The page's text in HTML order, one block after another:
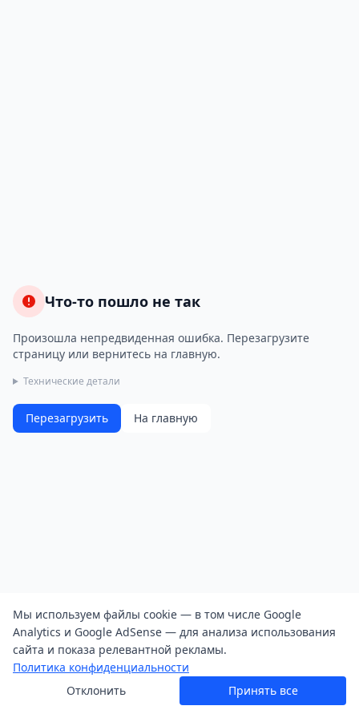
Что-то пошло не так
Произошла непредвиденная ошибка. Перезагрузите
страницу или вернитесь на главную.
Технические детали
Перезагрузить На главную
Мы используем файлы cookie — в том числе Google
Analytics и Google AdSense — для анализа использования
сайта и показа релевантной рекламы.
Политика конфиденциальности
Отклонить
Принять все